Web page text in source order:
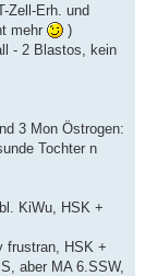
Zell-Erh. und
mehr
)
- 2 Blastos, kein
3 Mon Östrogen:
Tochter n
KiWu, HSK +
frustran, HSK +
aber MA 6.SSW,